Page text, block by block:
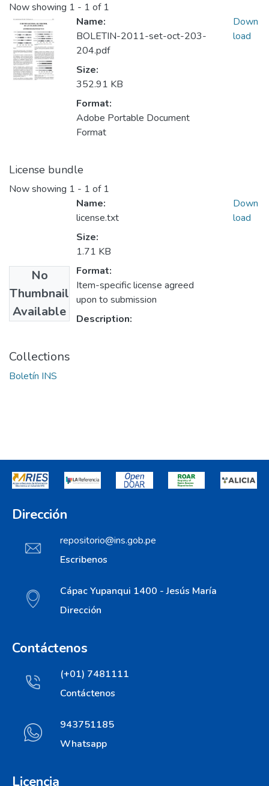
Now showing 1 - 1 of 1
Name:
BOLETIN-2011-set-oct-203-
204.pdf
Size:
352.91 KB
Format:
Adobe Portable Document
Format
Down
load
License bundle
Now showing 1 - 1 of 1
No
Thumbnail
Available
Name:
license.txt
Size:
1.71 KB
Format:
Item-specific license agreed
upon to submission
Description:
Down
load
Collections
Boletín INS
Dirección
repositorio@ins.gob.pe
Escribenos
Cápac Yupanqui 1400 - Jesús María
Dirección
Contáctenos
(+01) 7481111
Contáctenos
943751185
Whatsapp
Licencia